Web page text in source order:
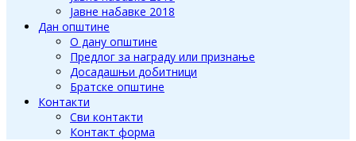
Јавне набавке 2018
Дан општине
О дану општине
Предлог за награду или признање
Досадашњи добитници
Братске општине
Контакти
Сви контакти
Контакт форма